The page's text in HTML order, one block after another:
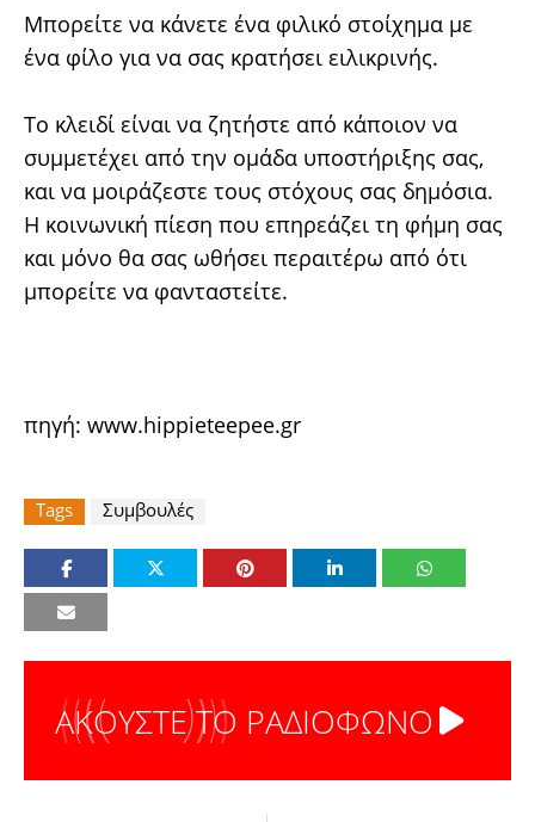
Μπορείτε να κάνετε ένα φιλικό στοίχημα με
ένα φίλο για να σας κρατήσει ειλικρινής.
Το κλειδί είναι να ζητήστε από κάποιον να
συμμετέχει από την ομάδα υποστήριξης σας,
και να μοιράζεστε τους στόχους σας δημόσια.
Η κοινωνική πίεση που επηρεάζει τη φήμη σας
και μόνο θα σας ωθήσει περαιτέρω από ότι
μπορείτε να φανταστείτε.
πηγή: www.hippieteepee.gr
Tags Συμβουλές
ΑΚΟΥΣΤΕ ΤΟ ΡΑΔΙΟΦΩΝΟ